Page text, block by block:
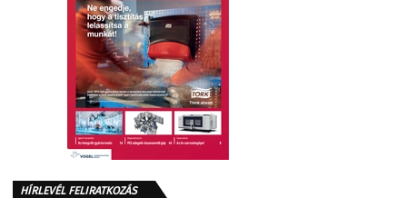
HÍRLEVÉL FELIRATKOZÁS